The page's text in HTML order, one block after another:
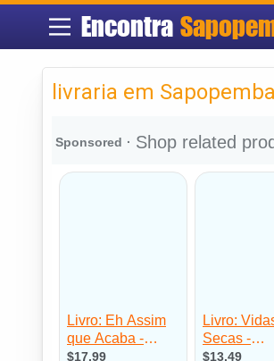
Encontra
livraria em Sapopemba